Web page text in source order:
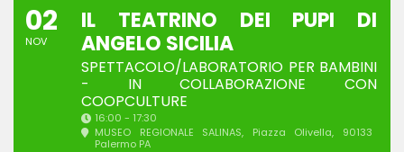
02
NOV
IL TEATRINO DEI PUPI DI
ANGELO SICILIA
SPETTACOLO/LABORATORIO PER BAMBINI
- IN COLLABORAZIONE CON
COOPCULTURE
16:00 - 17:30
MUSEO REGIONALE SALINAS, Piazza Olivella, 90133
Palermo PA